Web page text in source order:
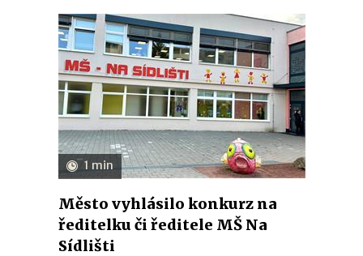
1 min
Město vyhlásilo konkurz na
ředitelku či ředitele MŠ Na
Sídlišti